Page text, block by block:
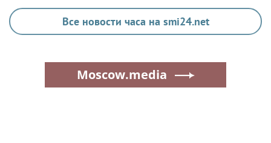
Все новости часа на smi24.net
Moscow.media